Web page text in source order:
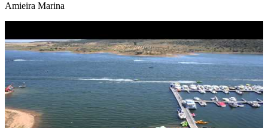
Amieira Marina